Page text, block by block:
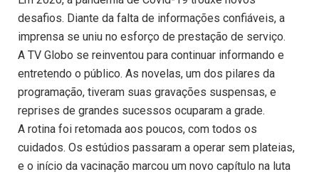
desafios. Diante da falta de informações confiáveis, a
imprensa se uniu no esforço de prestação de serviço.
A TV Globo se reinventou para continuar informando e
entretendo o público. As novelas, um dos pilares da
programação, tiveram suas gravações suspensas, e
reprises de grandes sucessos ocuparam a grade.
A rotina foi retomada aos poucos, com todos os
cuidados. Os estúdios passaram a operar sem plateias,
e o início da vacinação marcou um novo capítulo na luta